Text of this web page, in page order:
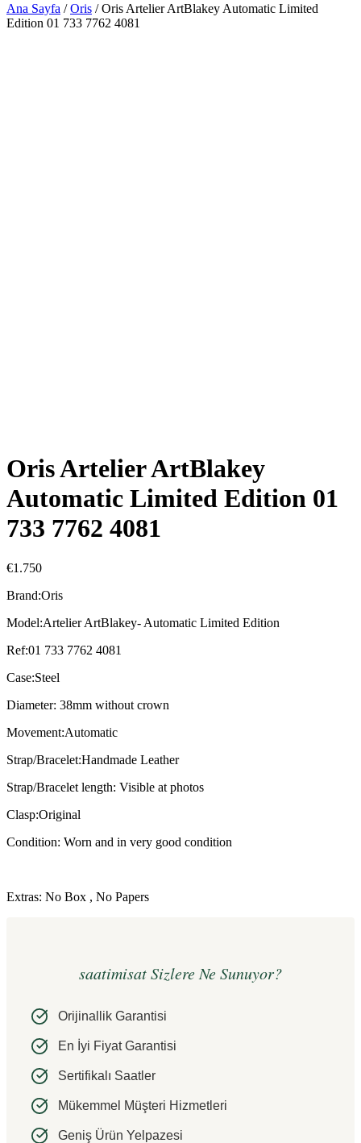
Ana Sayfa /Oris / Oris Artelier ArtBlakey Automatic Limited
Edition 01 733 7762 4081
Oris Artelier ArtBlakey
Automatic Limited Edition 01
733 7762 4081
€1.750
Brand:Oris
Model:Artelier ArtBlakey- Automatic Limited Edition
Ref:01 733 7762 4081
Case:Steel
Diameter: 38mm without crown
Movement:Automatic
Strap/Bracelet:Handmade Leather
Strap/Bracelet length: Visible at photos
Clasp:Original
Condition: Worn and in very good condition
Extras: No Box , No Papers
saatimisat Sizlere Ne Sunuyor?
Orijinallik Garantisi
En İyi Fiyat Garantisi
Sertifikalı Saatler
Mükemmel Müşteri Hizmetleri
Geniş Ürün Yelpazesi